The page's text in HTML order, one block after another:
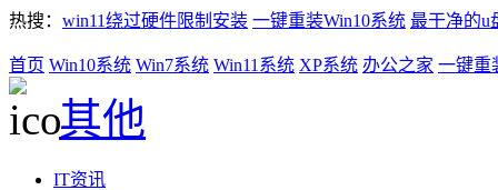
热搜： win11绕过硬件限制安装 一键重装Win10系统 最干净的u
首页 Win10系统 Win7系统 Win11系统 XP系统 办公之家 一键重
其他
IT资讯